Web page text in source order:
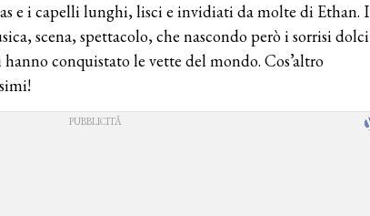
e i capelli lunghi, lisci e invidiati da molte di Ethan. I
scena, spettacolo, che nascondo però i sorrisi dolci
conquistato le vette del mondo. Cos’altro